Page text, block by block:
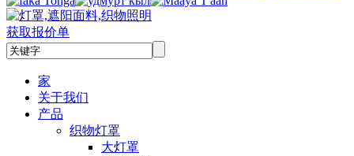
获取报价单
家
关于我们
产品
织物灯罩
大灯罩